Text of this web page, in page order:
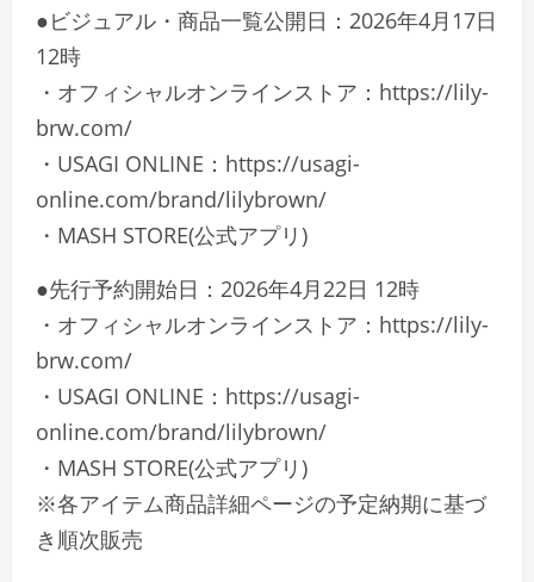
●ビジュアル・商品一覧公開日：2026年4月17日
12時
・オフィシャルオンラインストア：https://lily-
brw.com/
・USAGI ONLINE：https://usagi-
online.com/brand/lilybrown/
・MASH STORE(公式アプリ)
●先行予約開始日：2026年4月22日 12時
・オフィシャルオンラインストア：https://lily-
brw.com/
・USAGI ONLINE：https://usagi-
online.com/brand/lilybrown/
・MASH STORE(公式アプリ)
※各アイテム商品詳細ページの予定納期に基づ
き順次販売